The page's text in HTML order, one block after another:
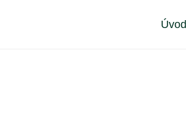
Úvod